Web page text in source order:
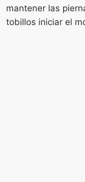
mantener las
tobillos iniciar el